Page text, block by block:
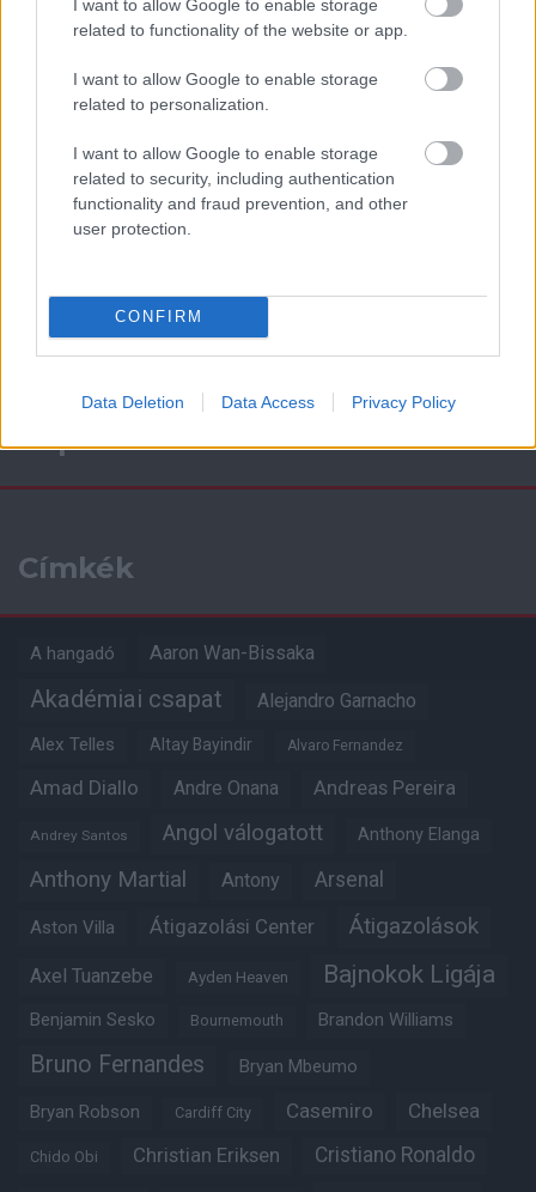
I want to allow Google to enable storage
related to functionality of the website or app.
I want to allow Google to enable storage
related to personalization.
I want to allow Google to enable storage
related to security, including authentication
functionality and fraud prevention, and other
user protection.
CONFIRM
Data Deletion Data Access Privacy Policy
AC MilanvsManchester United2026-08-15 18:00
ELŐZŐ MÉRKŐZÉSEK
Támogatás
Támogasd adományoddal
Kapcsolódó hírek
Címkék
A hangadó Aaron Wan-Bissaka
Akadémiai csapat Alejandro Garnacho
Alex Telles Altay Bayindir Alvaro Fernandez
Amad Diallo Andre Onana Andreas Pereira
Andrey Santos Angol válogatott Anthony Elanga
Anthony Martial Antony Arsenal
Aston Villa Átigazolási Center Átigazolások
Axel Tuanzebe Ayden Heaven Bajnokok Ligája
Benjamin Sesko Bournemouth Brandon Williams
Bruno Fernandes Bryan Mbeumo
Bryan Robson Cardiff City Casemiro Chelsea
Chido Obi Christian Eriksen Cristiano Ronaldo